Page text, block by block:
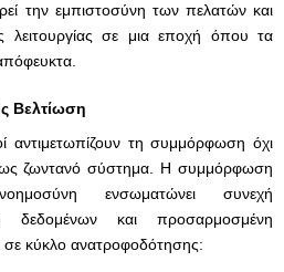
την εμπιστοσύνη των πελατών και
λειτουργίας σε μια εποχή όπου τα
Βελτίωση
αντιμετωπίζουν τη συμμόρφωση όχι
ζωντανό σύστημα. Η συμμόρφωση
ενσωματώνει συνεχή
δεδομένων και προσαρμοσμένη
σε κύκλο ανατροφοδότησης: